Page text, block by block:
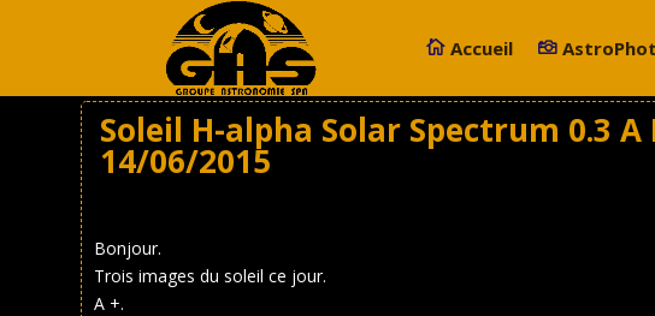
Accueil
Soleil H-alpha Solar Spectrum 0.3
14/06/2015
Bonjour.
Trois images du soleil ce jour.
A +.